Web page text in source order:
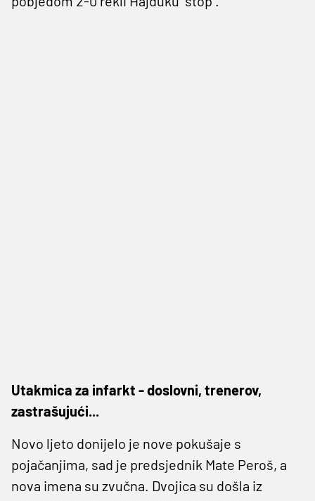
Utakmica za infarkt - doslovni, trenerov,
zastrašujući...
Novo ljeto donijelo je nove pokušaje s
pojačanjima, sad je predsjednik Mate Peroš, a
nova imena su zvučna. Dvojica su došla iz